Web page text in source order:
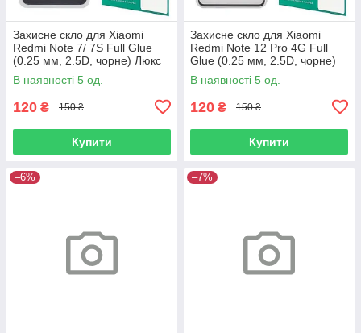
Захисне скло для Xiaomi
Redmi Note 7/ 7S Full Glue
(0.25 мм, 2.5D, чорне) Люкс
В наявності 5 од.
120 ₴ 150 ₴
Купити
Захисне скло для Xiaomi
Redmi Note 12 Pro 4G Full
Glue (0.25 мм, 2.5D, чорне)
Люкс
В наявності 5 од.
120 ₴ 150 ₴
Купити
–6% –7%